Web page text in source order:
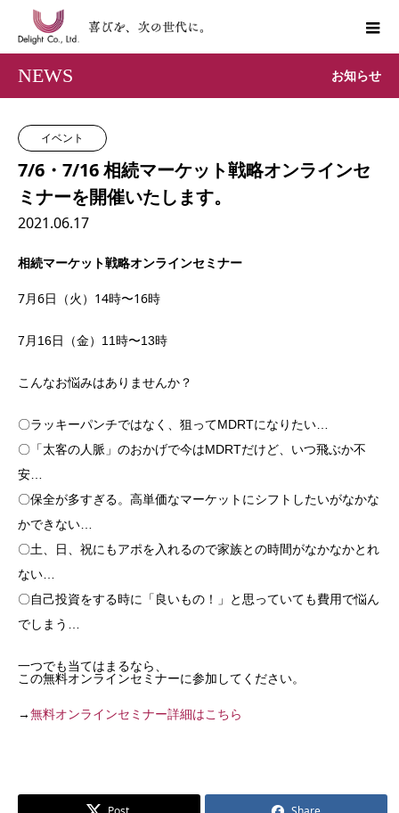
NEWS お知らせ
イベント
7/6・7/16 相続マーケット戦略オンラインセ
ミナーを開催いたします。
2021.06.17
相続マーケット戦略オンラインセミナー
7月6日（火）14時〜16時
7月16日（金）11時〜13時
こんなお悩みはありませんか？
〇ラッキーパンチではなく、狙ってMDRTになりたい…
〇「太客の人脈」のおかげで今はMDRTだけど、いつ飛ぶか不
安…
〇保全が多すぎる。高単価なマーケットにシフトしたいがなかな
かできない…
〇土、日、祝にもアポを入れるので家族との時間がなかなかとれ
ない…
〇自己投資をする時に「良いもの！」と思っていても費用で悩ん
でしまう…
一つでも当てはまるなら、
この無料オンラインセミナーに参加してください。
→無料オンラインセミナー詳細はこちら